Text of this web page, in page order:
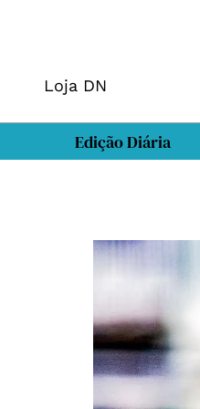
Loja DN
Edição Diária